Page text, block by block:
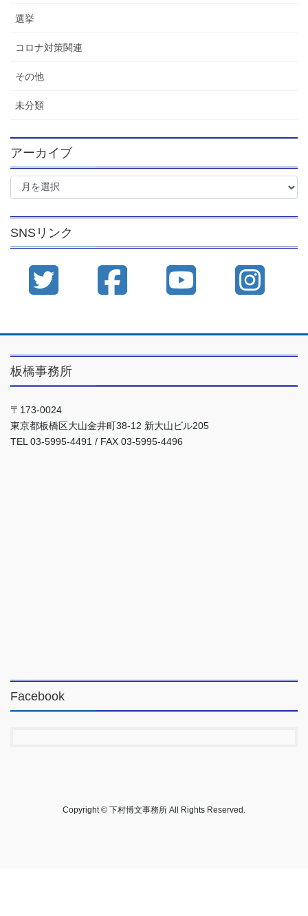
選挙
コロナ対策関連
その他
未分類
アーカイブ
ア
イ
ブ
SNSリンク
板橋事務所
〒173-0024
東京都板橋区大山金井町38-12 新大山ビル205
TEL 03-5995-4491 / FAX 03-5995-4496
Facebook
Copyright © 下村博文事務所 All Rights Reserved.